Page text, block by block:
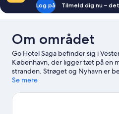
Log på Tilmeld dig nu –
Om området
Go Hotel Saga befinder sig i
København, der ligger tæt på en
stranden. Strøget og Nyhavn er
shopping står på agendaen. Er
Ser du frem til et event eller en
Se mere